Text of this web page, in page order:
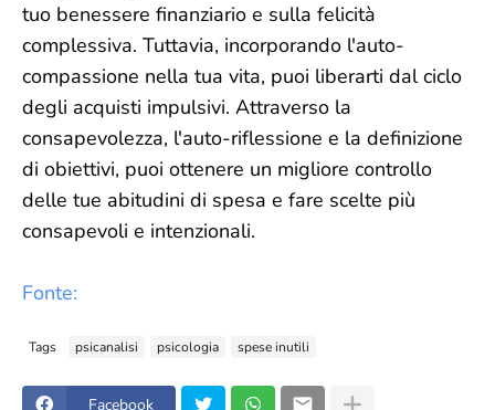
tuo benessere finanziario e sulla felicità
complessiva. Tuttavia, incorporando l'auto-
compassione nella tua vita, puoi liberarti dal ciclo
degli acquisti impulsivi. Attraverso la
consapevolezza, l'auto-riflessione e la definizione
di obiettivi, puoi ottenere un migliore controllo
delle tue abitudini di spesa e fare scelte più
consapevoli e intenzionali.
Fonte:
Tags psicanalisi psicologia spese inutili
Facebook